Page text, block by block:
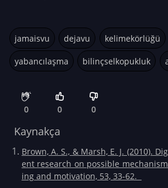
jamaisvu dejavu kelimekörlüğü
yabancılaşma bilinçselkopukluk
0 0 0
Kaynakça
Brown, A. S., & Marsh, E. J. (2010).
ent research on possible
ing and motivation, 53, 33-62.